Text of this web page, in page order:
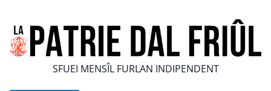
SFUEI MENSÎL FURLAN INDIPENDENT